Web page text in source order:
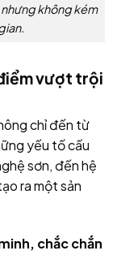
không kém
vượt trội
chỉ đến từ
yếu tố cấu
sơn, đến hệ
ra một sản
chắc chắn